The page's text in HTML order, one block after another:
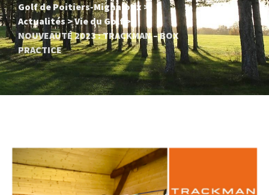
Golf de Poitiers-Mignaloux >
Actualités>Vie du Golf >
NOUVEAUTÉ 2023 : TRACKMAN – BOX
PRACTICE